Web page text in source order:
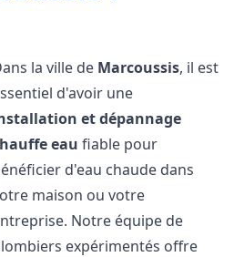
la ville de Marcoussis, il est
d'avoir une
et dépannage
eau fiable pour
d'eau chaude dans
maison ou votre
Notre équipe de
expérimentés offre